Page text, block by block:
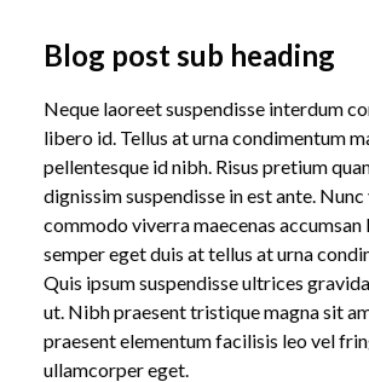
Blog post sub heading
Neque laoreet suspendisse interdum
libero id. Tellus at urna condimentum
pellentesque id nibh. Risus pretium
dignissim suspendisse in est ante. Nunc
commodo viverra maecenas accumsan
semper eget duis at tellus at urna
Quis ipsum suspendisse ultrices
ut. Nibh praesent tristique magna sit
praesent elementum facilisis leo vel
ullamcorper eget.